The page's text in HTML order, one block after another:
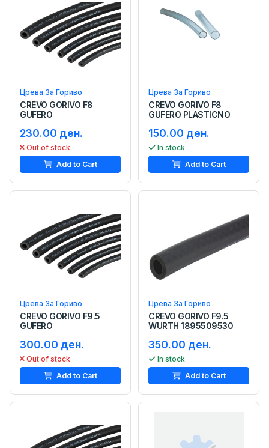
Црева За Гориво
CREVO GORIVO F8
GUFERO
230.00 ден.
Out of stock
Add to Cart
Црева За Гориво
CREVO GORIVO F8
GUFERO PLASTICNO
150.00 ден.
In stock
Add to Cart
Црева За Гориво
CREVO GORIVO F9.5
GUFERO
300.00 ден.
Out of stock
Add to Cart
Црева За Гориво
CREVO GORIVO F9.5
WURTH 1895509530
350.00 ден.
In stock
Add to Cart